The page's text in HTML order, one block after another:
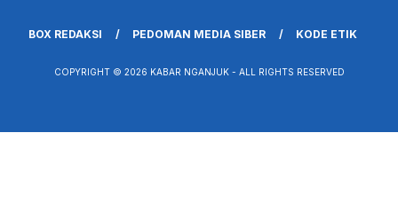
BOX REDAKSI PEDOMAN MEDIA SIBER KODE ETIK
COPYRIGHT © 2026 KABAR NGANJUK - ALL RIGHTS RESERVED